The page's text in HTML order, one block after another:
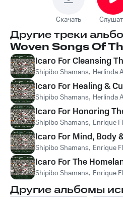
Скачать
Другие треки
Woven Songs Of
Icaro For Cleansing
Shipibo Shamans, Herlinda
Icaro For Healing &
Shipibo Shamans, Herlinda
Icaro For Honoring
Shipibo Shamans, Enrique
Icaro For Mind, Body &
Shipibo Shamans, Enrique
Icaro For The
Shipibo Shamans, Enrique
Другие альбомы